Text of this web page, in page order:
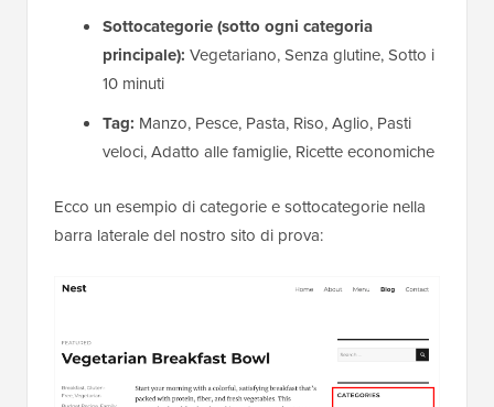
Sottocategorie (sotto ogni categoria
principale): Vegetariano, Senza glutine, Sotto i
10 minuti
Tag: Manzo, Pesce, Pasta, Riso, Aglio, Pasti
veloci, Adatto alle famiglie, Ricette economiche
Ecco un esempio di categorie e sottocategorie nella
barra laterale del nostro sito di prova: